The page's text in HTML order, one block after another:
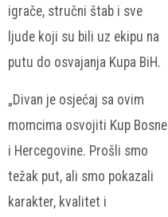
igrače, stručni štab i sve
ljude koji su bili uz ekipu na
putu do osvajanja Kupa BiH.
„Divan je osjećaj sa ovim
momcima osvojiti Kup Bosne
i Hercegovine. Prošli smo
težak put, ali smo pokazali
karakter, kvalitet i